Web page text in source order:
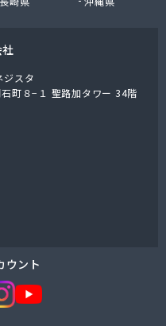
営業所/
所/
/
所/
プロパン部/
ジスタ
町８−１ 聖路加タワー 34階
ウント